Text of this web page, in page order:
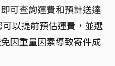
可查詢運費和預計送達
以提前預估運費，並選
因重量因素導致寄件成